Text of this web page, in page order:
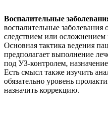
Воспалительные
воспалительные
следствием или осложнением
Основная тактика ведения
предполагает выполнение
под УЗ-контролем,
Есть смысл также изучить
обязательно уровень
назначить коррекцию.